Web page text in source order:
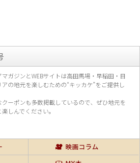
マガジンとWEBサイトは高田馬場・早稲田・目
アの地元を楽しむための“キッカケ”をご提供し
クーポンも多数掲載しているので、 ぜひ地元を
しんでください。